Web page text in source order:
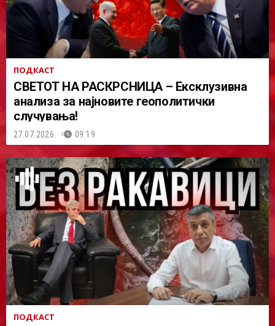
ПОДКАСТ
СВЕТОТ НА РАСКРСНИЦА – Ексклузивна
анализа за најновите геополитички
случувања!
27.07.2026. 09:19
ПОДКАСТ